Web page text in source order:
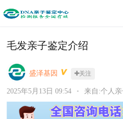
毛发亲子鉴定介绍
盛泽基因 关注
2025年5月13日 09:54 • 来自:个人